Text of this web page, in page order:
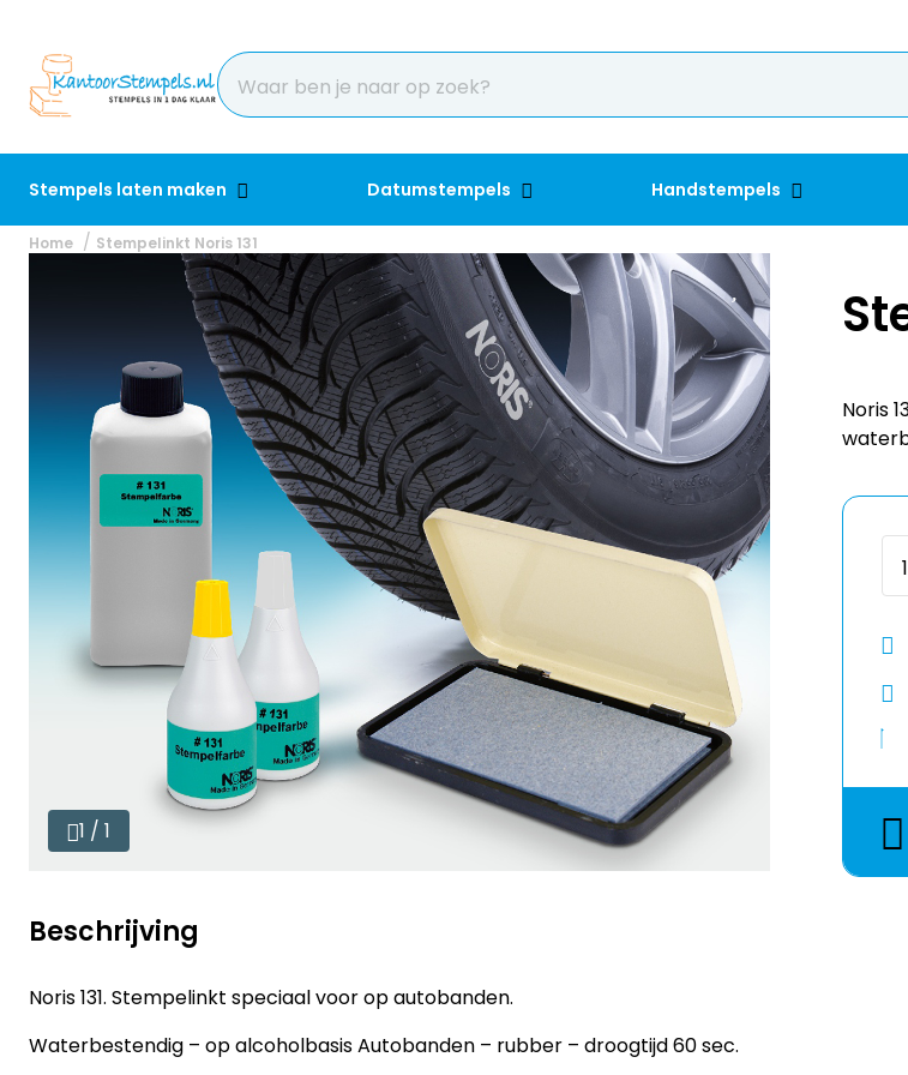
Stempels laten maken Datumstempels Handstempels
Home Stempelinkt Noris 131
1 / 1
Beschrijving
Noris 131. Stempelinkt speciaal voor op autobanden.
Waterbestendig – op alcoholbasis Autobanden – rubber – droogtijd 60 sec.
Noris